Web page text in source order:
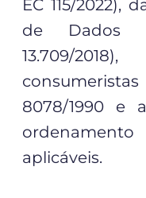
EC 115/2022),
de Dados
13.709/
8078/1990 e
aplicáveis.